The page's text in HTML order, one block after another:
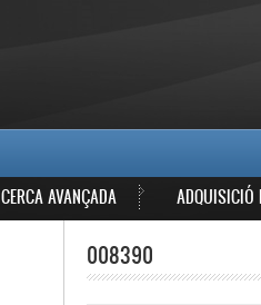
CERCA AVANÇADA ADQUISICIÓ
008390